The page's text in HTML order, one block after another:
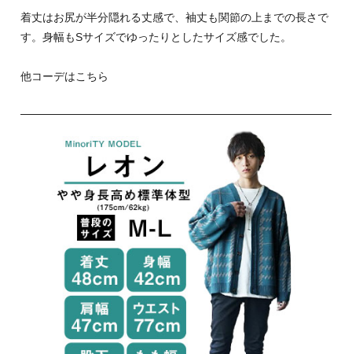
着丈はお尻が半分隠れる丈感で、袖丈も関節の上までの長さで
す。身幅もSサイズでゆったりとしたサイズ感でした。
他コーデはこちら